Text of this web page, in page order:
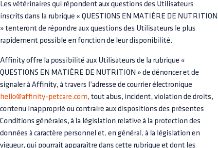
Les vétérinaires qui répondent aux questions des Utilisateurs
inscrits dans la rubrique « QUESTIONS EN MATIÈRE DE NUTRITION
» tenteront de répondre aux questions des Utilisateurs le plus
rapidement possible en fonction de leur disponibilité.
Affinity offre la possibilité aux Utilisateurs de la rubrique «
QUESTIONS EN MATIÈRE DE NUTRITION » de dénoncer et de
signaler à Affinity, à travers l’adresse de courrier électronique
hello@affinity-petcare.com, tout abus, incident, violation de droits,
contenu inapproprié ou contraire aux dispositions des présentes
Conditions générales, à la législation relative à la protection des
données à caractère personnel et, en général, à la législation en
vigueur, qui pourrait apparaître dans cette rubrique et dont les